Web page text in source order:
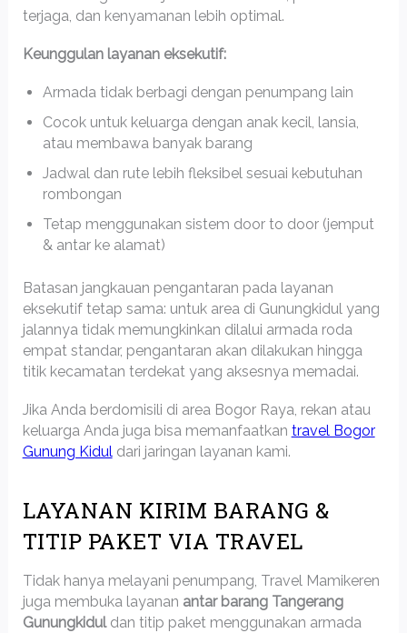
terjaga, dan kenyamanan lebih optimal.
Keunggulan layanan eksekutif:
Armada tidak berbagi dengan penumpang lain
Cocok untuk keluarga dengan anak kecil, lansia,
atau membawa banyak barang
Jadwal dan rute lebih fleksibel sesuai kebutuhan
rombongan
Tetap menggunakan sistem door to door (jemput
& antar ke alamat)
Batasan jangkauan pengantaran pada layanan
eksekutif tetap sama: untuk area di Gunungkidul yang
jalannya tidak memungkinkan dilalui armada roda
empat standar, pengantaran akan dilakukan hingga
titik kecamatan terdekat yang aksesnya memadai.
Jika Anda berdomisili di area Bogor Raya, rekan atau
keluarga Anda juga bisa memanfaatkan travel Bogor
Gunung Kiduldari jaringan layanan kami.
LAYANAN KIRIM BARANG &
TITIP PAKET VIA TRAVEL
Tidak hanya melayani penumpang, Travel Mamikeren
juga membuka layanan antar barang Tangerang
Gunungkiduldan titip paket menggunakan armada